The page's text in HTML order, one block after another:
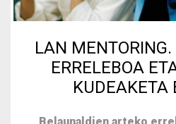
LAN
ERRELEBOA
KUDEAKETA